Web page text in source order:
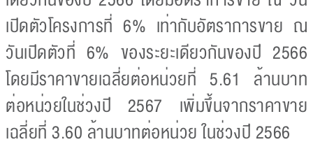
เปิดตัวโครงการที่ 6% เท่ากับอัตราการขาย ณ
วันเปิดตัวที่ 6% ของระยะเดียวกันของปี 2566
โดยมีราคาขายเฉลี่ยต่อหน่วยที่ 5.61 ล้านบาท
ต่อหน่วยในช่วงปี 2567 เพิ่มขึ้นจากราคาขาย
เฉลี่ยที่ 3.60 ล้านบาทต่อหน่วย ในช่วงปี 2566